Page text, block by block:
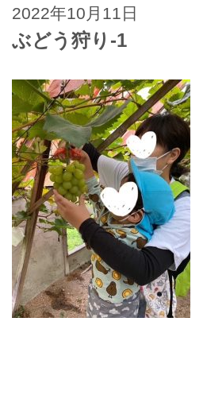
2022年10月11日
ぶどう狩り-1